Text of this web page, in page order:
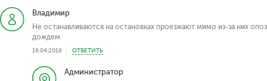
Владимир
Не останавливаются на остановках проезжают мимо из-за них
дождем
19.04.2018 ОТВЕТИТЬ
Администратор